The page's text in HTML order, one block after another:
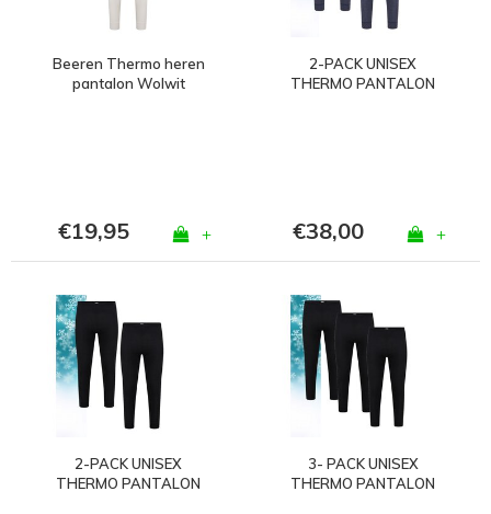
Beeren Thermo heren
pantalon Wolwit
€19,95 +
2-PACK UNISEX
THERMO PANTALON
€38,00 +
2-PACK UNISEX
THERMO PANTALON
3- PACK UNISEX
THERMO PANTALON